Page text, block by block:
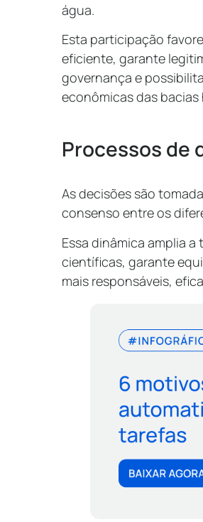
água.
Esta participação
eficiente, garante
governança e
econômicas das
Processos de
As decisões são
consenso entre os
Essa dinâmica amplia
científicas, garante
mais responsáveis,